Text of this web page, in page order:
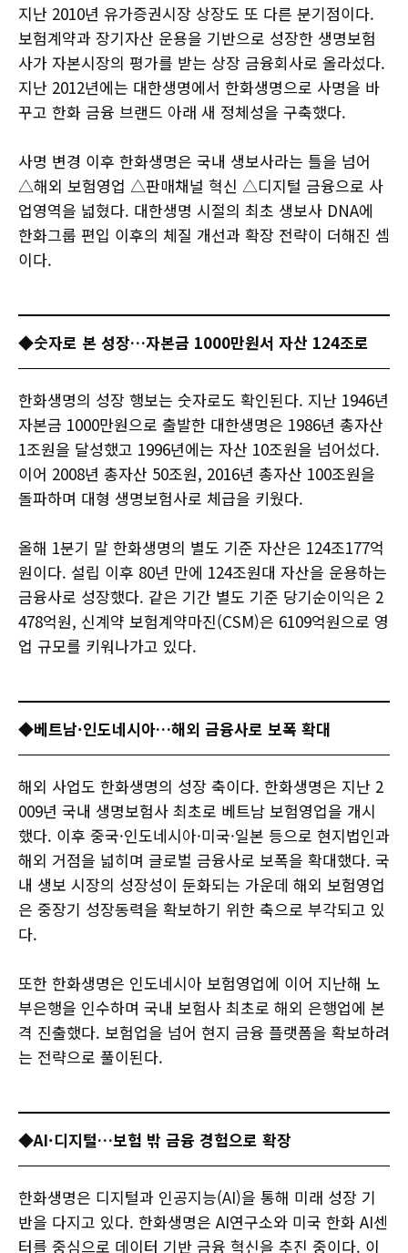
지난 2010년 유가증권시장 상장도 또 다른 분기점이다.
보험계약과 장기자산 운용을 기반으로 성장한 생명보험
사가 자본시장의 평가를 받는 상장 금융회사로 올라섰다.
지난 2012년에는 대한생명에서 한화생명으로 사명을 바
꾸고 한화 금융 브랜드 아래 새 정체성을 구축했다.
사명 변경 이후 한화생명은 국내 생보사라는 틀을 넘어
△해외 보험영업 △판매채널 혁신 △디지털 금융으로 사
업영역을 넓혔다. 대한생명 시절의 최초 생보사 DNA에
한화그룹 편입 이후의 체질 개선과 확장 전략이 더해진 셈
이다.
◆숫자로 본 성장…자본금 1000만원서 자산 124조로
​​​​​​​한화생명의 성장 행보는 숫자로도 확인된다. 지난 1946년
자본금 1000만원으로 출발한 대한생명은 1986년 총자산
1조원을 달성했고 1996년에는 자산 10조원을 넘어섰다.
이어 2008년 총자산 50조원, 2016년 총자산 100조원을
돌파하며 대형 생명보험사로 체급을 키웠다.
올해 1분기 말 한화생명의 별도 기준 자산은 124조177억
원이다. 설립 이후 80년 만에 124조원대 자산을 운용하는
금융사로 성장했다. 같은 기간 별도 기준 당기순이익은 2
478억원, 신계약 보험계약마진(CSM)은 6109억원으로 영
업 규모를 키워나가고 있다.
◆베트남·인도네시아…해외 금융사로 보폭 확대
​​​​​​​해외 사업도 한화생명의 성장 축이다. 한화생명은 지난 2
009년 국내 생명보험사 최초로 베트남 보험영업을 개시
했다. 이후 중국·인도네시아·미국·일본 등으로 현지법인과
해외 거점을 넓히며 글로벌 금융사로 보폭을 확대했다. 국
내 생보 시장의 성장성이 둔화되는 가운데 해외 보험영업
은 중장기 성장동력을 확보하기 위한 축으로 부각되고 있
다.
또한 한화생명은 인도네시아 보험영업에 이어 지난해 노
부은행을 인수하며 국내 보험사 최초로 해외 은행업에 본
격 진출했다. 보험업을 넘어 현지 금융 플랫폼을 확보하려
는 전략으로 풀이된다.
◆AI·디지털…보험 밖 금융 경험으로 확장
​​​​​​​한화생명은 디지털과 인공지능(AI)을 통해 미래 성장 기
반을 다지고 있다. 한화생명은 AI연구소와 미국 한화 AI센
터를 중심으로 데이터 기반 금융 혁신을 추진 중이다. 이